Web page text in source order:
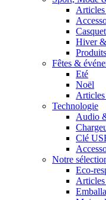
Hiver
Fêtes &
Eté
Noël
Articles
Technologie
Audio
Clé
Notre
Eco-